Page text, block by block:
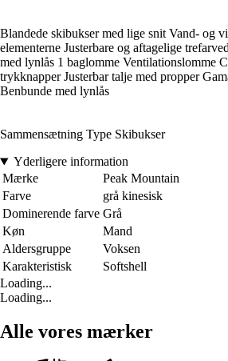
Blandede skibukser med lige snit Vand- og
elementerne Justerbare og aftagelige
med lynlås 1 baglomme Ventilationslomme
trykknapper Justerbar talje med propper
Benbunde med lynlås
Sammensætning Type Skibukser
Yderligere information
Mærke
Peak Mountain
Farve
grå kinesisk
Dominerende farve Grå
Køn
Mand
Aldersgruppe
Voksen
Karakteristisk
Softshell
Loading...
Loading...
Alle vores mærker